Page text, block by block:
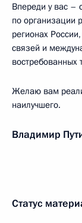
Впереди у вас –
по организации
регионах
связей и
востребованных
Желаю вам
наилучшего.
Владимир
Статус